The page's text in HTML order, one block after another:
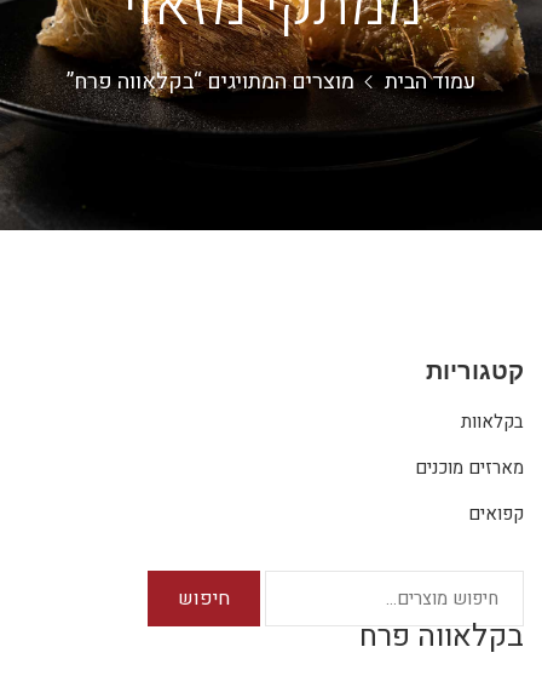
עמוד הבית מוצרים המתויגים “בקלאווה פרח”
קטגוריות
בקלאוות
מארזים מוכנים
קפואים
חיפוש
בקלאווה פרח